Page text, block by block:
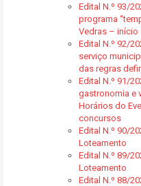
Edital N.º 93/
programa
Vedras – início
Edital N.º 92/
serviço
das regras
Edital N.º 91/
gastronomia e
Horários do
concursos
Edital N.º 90/
Loteamento
Edital N.º 89/
Loteamento
Edital N.º 88/